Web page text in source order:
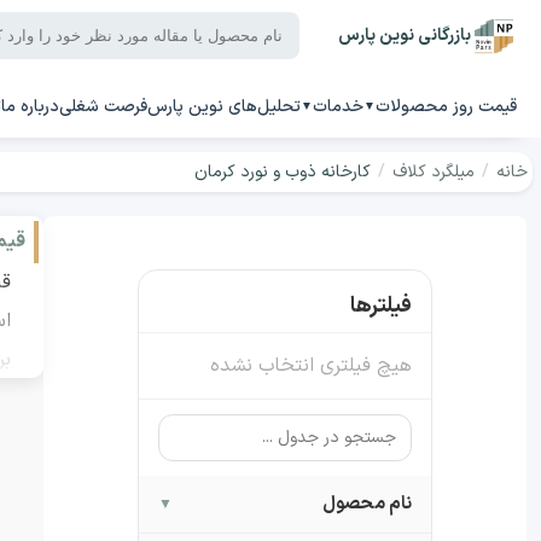
بازرگانی نوین پارس
قیمت روز محصولات
میلگرد 16
خدمات تحلیل‌های نوین پارسفرصت شغلیدرباره ما
خانه / میلگرد کلاف / کارخانه ذوب و نورد کرمان
فیلترها
هیچ فیلتری انتخاب نشده
نام محصول ▼